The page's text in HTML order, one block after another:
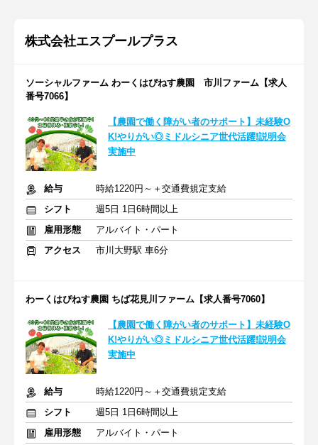
株式会社エスプールプラス
ソーシャルファーム わーくはぴねす農園 市川ファーム【求人
番号7066】
【農園で働く障がい者のサポート】未経験O
K!やりがい◎ミドルシニア世代活躍!説明会
実施中
給与
時給1220円～＋交通費規定支給
シフト
週5日 1日6時間以上
雇用形態
アルバイト・パート
アクセス
市川大野駅 車6分
わーくはぴねす農園 ちば花見川ファーム【求人番号7060】
【農園で働く障がい者のサポート】未経験O
K!やりがい◎ミドルシニア世代活躍!説明会
実施中
給与
時給1220円～＋交通費規定支給
シフト
週5日 1日6時間以上
雇用形態
アルバイト・パート